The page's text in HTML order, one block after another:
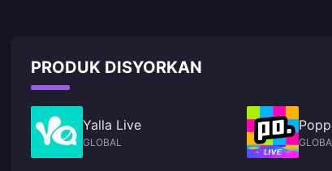
PRODUK DISYORKAN
Yalla Live
GLOBAL